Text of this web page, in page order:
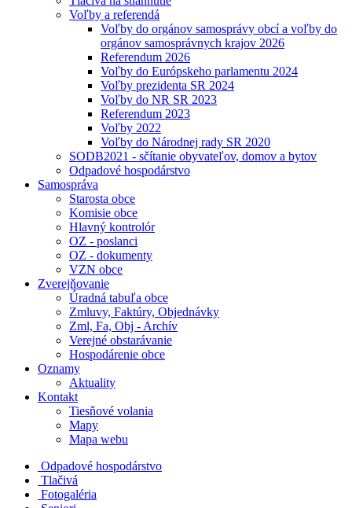
Voľby a referendá
Voľby do orgánov samosprávy obcí a voľby do
orgánov samosprávnych krajov 2026
Referendum 2026
Voľby do Európskeho parlamentu 2024
Voľby prezidenta SR 2024
Voľby do NR SR 2023
Referendum 2023
Voľby 2022
Voľby do Národnej rady SR 2020
SODB2021 - sčítanie obyvateľov, domov a bytov
Odpadové hospodárstvo
Samospráva
Starosta obce
Komisie obce
Hlavný kontrolór
OZ - poslanci
OZ - dokumenty
VZN obce
Zverejňovanie
Úradná tabuľa obce
Zmluvy, Faktúry, Objednávky
Zml, Fa, Obj - Archív
Verejné obstarávanie
Hospodárenie obce
Oznamy
Aktuality
Kontakt
Tiesňové volania
Mapy
Mapa webu
Odpadové hospodárstvo
Tlačivá
Fotogaléria